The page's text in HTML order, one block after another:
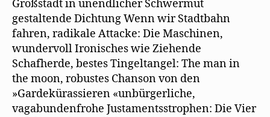
Großstadt in unendlicher Schwermut
gestaltende Dichtung Wenn wir Stadtbahn
fahren, radikale Attacke: Die Maschinen,
wundervoll Ironisches wie Ziehende
Schafherde, bestes Tingeltangel: The man in
the moon, robustes Chanson von den
»Gardekürassieren «unbürgerliche,
vagabundenfrohe Justamentsstrophen: Die Vier